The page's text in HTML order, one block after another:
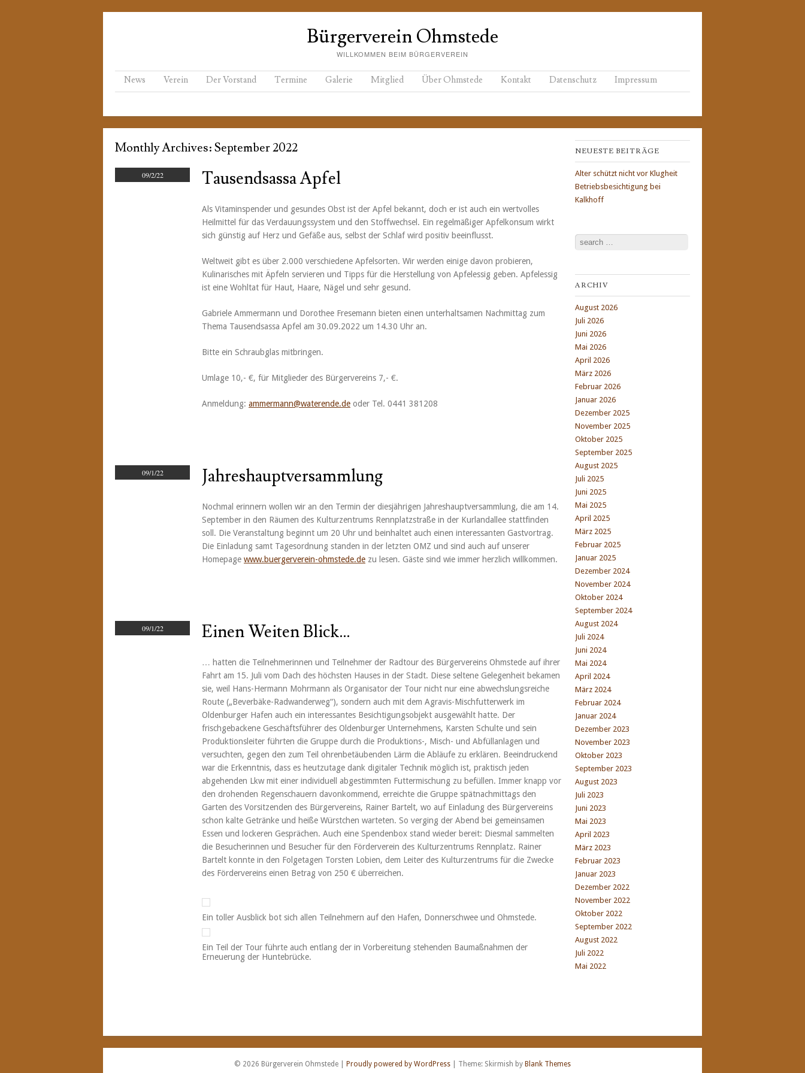
Bürgerverein Ohmstede
WILLKOMMEN BEIM BÜRGERVEREIN
Menu
Skip to content
News Verein Der Vorstand Termine Galerie Mitglied Über Ohmstede Kontakt Datenschutz Impressum
Monthly Archives:September 2022
09/2/22 Tausendsassa Apfel
Als Vitaminspender und gesundes Obst ist der Apfel bekannt, doch er ist auch ein wertvolles
Heilmittel für das Verdauungssystem und den Stoffwechsel. Ein regelmäßiger Apfelkonsum wirkt
sich günstig auf Herz und Gefäße aus, selbst der Schlaf wird positiv beeinflusst.
Weltweit gibt es über 2.000 verschiedene Apfelsorten. Wir werden einige davon probieren,
Kulinarisches mit Äpfeln servieren und Tipps für die Herstellung von Apfelessig geben. Apfelessig
ist eine Wohltat für Haut, Haare, Nägel und sehr gesund.
Gabriele Ammermann und Dorothee Fresemann bieten einen unterhaltsamen Nachmittag zum
Thema Tausendsassa Apfel am 30.09.2022 um 14.30 Uhr an.
Bitte ein Schraubglas mitbringen.
Umlage 10,- €, für Mitglieder des Bürgervereins 7,- €.
Anmeldung: ammermann@waterende.de oder Tel. 0441 381208
09/1/22 Jahreshauptversammlung
Nochmal erinnern wollen wir an den Termin der diesjährigen Jahreshauptversammlung, die am 14.
September in den Räumen des Kulturzentrums Rennplatzstraße in der Kurlandallee stattfinden
soll. Die Veranstaltung beginnt um 20 Uhr und beinhaltet auch einen interessanten Gastvortrag.
Die Einladung samt Tagesordnung standen in der letzten OMZ und sind auch auf unserer
Homepage www.buergerverein-ohmstede.de zu lesen. Gäste sind wie immer herzlich willkommen.
09/1/22 Einen Weiten Blick…
… hatten die Teilnehmerinnen und Teilnehmer der Radtour des Bürgervereins Ohmstede auf ihrer
Fahrt am 15. Juli vom Dach des höchsten Hauses in der Stadt. Diese seltene Gelegenheit bekamen
sie, weil Hans-Hermann Mohrmann als Organisator der Tour nicht nur eine abwechslungsreiche
Route („Beverbäke-Radwanderweg“), sondern auch mit dem Agravis-Mischfutterwerk im
Oldenburger Hafen auch ein interessantes Besichtigungsobjekt ausgewählt hatte. Der
frischgebackene Geschäftsführer des Oldenburger Unternehmens, Karsten Schulte und sein
Produktionsleiter führten die Gruppe durch die Produktions-, Misch- und Abfüllanlagen und
versuchten, gegen den zum Teil ohrenbetäubenden Lärm die Abläufe zu erklären. Beeindruckend
war die Erkenntnis, dass es heutzutage dank digitaler Technik möglich ist, praktisch jeden
abgehenden Lkw mit einer individuell abgestimmten Futtermischung zu befüllen. Immer knapp vor
den drohenden Regenschauern davonkommend, erreichte die Gruppe spätnachmittags den
Garten des Vorsitzenden des Bürgervereins, Rainer Bartelt, wo auf Einladung des Bürgervereins
schon kalte Getränke und heiße Würstchen warteten. So verging der Abend bei gemeinsamen
Essen und lockeren Gesprächen. Auch eine Spendenbox stand wieder bereit: Diesmal sammelten
die Besucherinnen und Besucher für den Förderverein des Kulturzentrums Rennplatz. Rainer
Bartelt konnte in den Folgetagen Torsten Lobien, dem Leiter des Kulturzentrums für die Zwecke
des Fördervereins einen Betrag von 250 € überreichen.
Ein toller Ausblick bot sich allen Teilnehmern auf den Hafen, Donnerschwee und Ohmstede.
Ein Teil der Tour führte auch entlang der in Vorbereitung stehenden Baumaßnahmen der
Erneuerung der Huntebrücke.
NEUESTE BEITRÄGE
Alter schützt nicht vor Klugheit
Betriebsbesichtigung bei
Kalkhoff
Search
ARCHIV
August 2026
Juli 2026
Juni 2026
Mai 2026
April 2026
März 2026
Februar 2026
Januar 2026
Dezember 2025
November 2025
Oktober 2025
September 2025
August 2025
Juli 2025
Juni 2025
Mai 2025
April 2025
März 2025
Februar 2025
Januar 2025
Dezember 2024
November 2024
Oktober 2024
September 2024
August 2024
Juli 2024
Juni 2024
Mai 2024
April 2024
März 2024
Februar 2024
Januar 2024
Dezember 2023
November 2023
Oktober 2023
September 2023
August 2023
Juli 2023
Juni 2023
Mai 2023
April 2023
März 2023
Februar 2023
Januar 2023
Dezember 2022
November 2022
Oktober 2022
September 2022
August 2022
Juli 2022
Mai 2022
© 2026 Bürgerverein Ohmstede Proudly powered by WordPress Theme: Skirmish by Blank Themes